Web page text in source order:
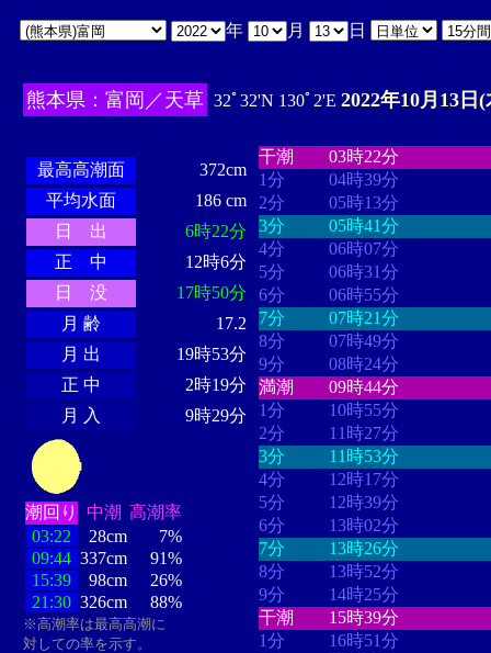
年 月 日
熊本県：富岡／天草 32ﾟ32'N 130ﾟ2'E 2022年10月13日(
最高高潮面
372cm
平均水面
186 cm
日 出
6時22分
正 中
12時6分
日 没
17時50分
月 齢
17.2
月 出
19時53分
正 中
2時19分
月 入
9時29分
潮回り 中潮 高潮率
03:22
28cm
7%
09:44 337cm
91%
15:39
98cm
26%
21:30 326cm 88%
※高潮率は最高高潮に
対しての率を示す。
干潮
03時22分
1分
04時39分
2分
05時13分
3分
05時41分
4分
06時07分
5分
06時31分
6分
06時55分
7分
07時21分
8分
07時49分
9分
08時24分
満潮
09時44分
1分
10時55分
2分
11時27分
3分
11時53分
4分
12時17分
5分
12時39分
6分
13時02分
7分
13時26分
8分
13時52分
9分
14時25分
干潮
15時39分
1分
16時51分